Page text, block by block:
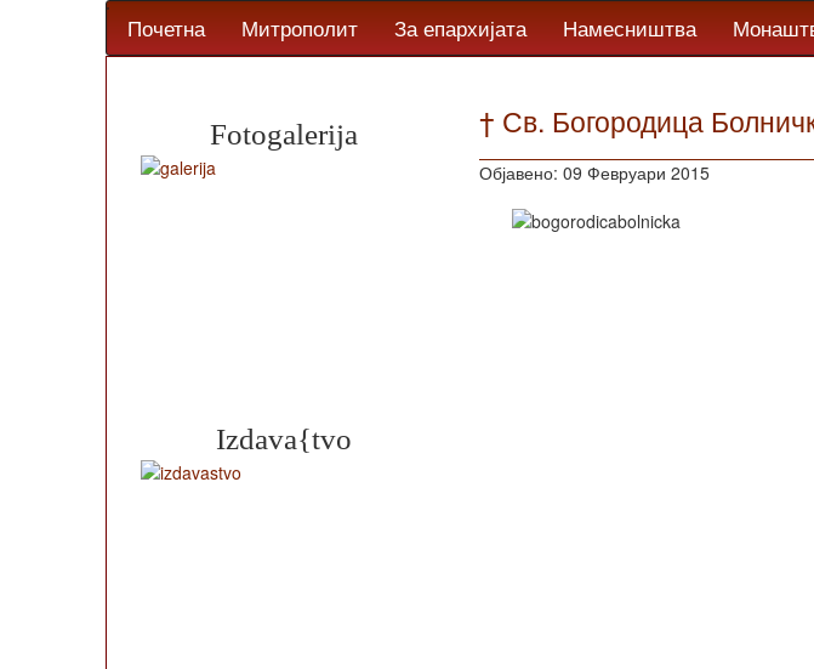
Почетна Митрополит За епархијата Намесништва
† Св. Богородица
Објавено: 09 Февруари 2015
Fotogalerija
Izdava{tvo